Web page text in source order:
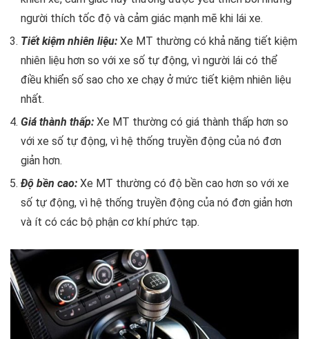
người thích tốc độ và cảm giác mạnh mẽ khi lái xe.
Tiết kiệm nhiên liệu: Xe MT thường có khả năng tiết kiệm
nhiên liệu hơn so với xe số tự động, vì người lái có thể
điều khiển số sao cho xe chạy ở mức tiết kiệm nhiên liệu
nhất.
Giá thành thấp: Xe MT thường có giá thành thấp hơn so
với xe số tự động, vì hệ thống truyền động của nó đơn
giản hơn.
Độ bền cao: Xe MT thường có độ bền cao hơn so với xe
số tự động, vì hệ thống truyền động của nó đơn giản hơn
và ít có các bộ phận cơ khí phức tạp.